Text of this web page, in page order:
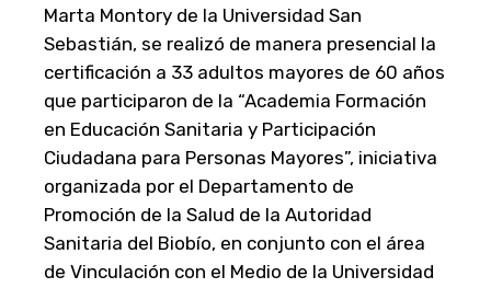
Marta Montory de la Universidad San
Sebastián, se realizó de manera presencial la
certificación a 33 adultos mayores de 60 años
que participaron de la “Academia Formación
en Educación Sanitaria y Participación
Ciudadana para Personas Mayores”, iniciativa
organizada por el Departamento de
Promoción de la Salud de la Autoridad
Sanitaria del Biobío, en conjunto con el área
de Vinculación con el Medio de la Universidad